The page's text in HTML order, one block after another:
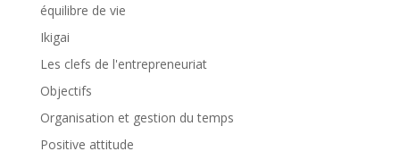
équilibre de vie
Ikigai
Les clefs de l'entrepreneuriat
Objectifs
Organisation et gestion du temps
Positive attitude